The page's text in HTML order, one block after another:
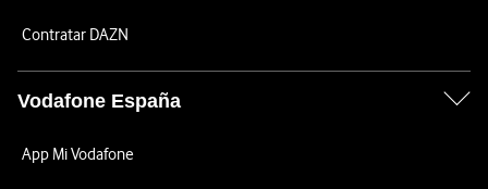
Contratar DAZN
Vodafone España
App Mi Vodafone